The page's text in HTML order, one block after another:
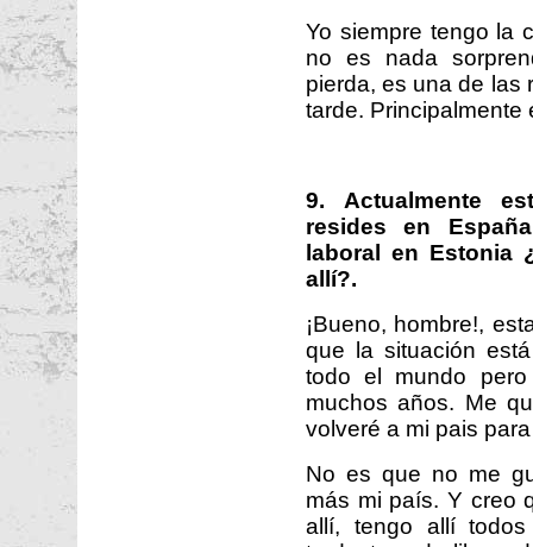
Yo siempre tengo la
no es nada
pierda, es una de las
tarde. Principalmente
9. Actualmente
resides en
laboral en Estonia
allí?.
¡Bueno, hombre!,
que la situación
todo el mundo
muchos años. Me
volveré a mi pais
No es que no me
más mi país. Y creo
allí, tengo allí